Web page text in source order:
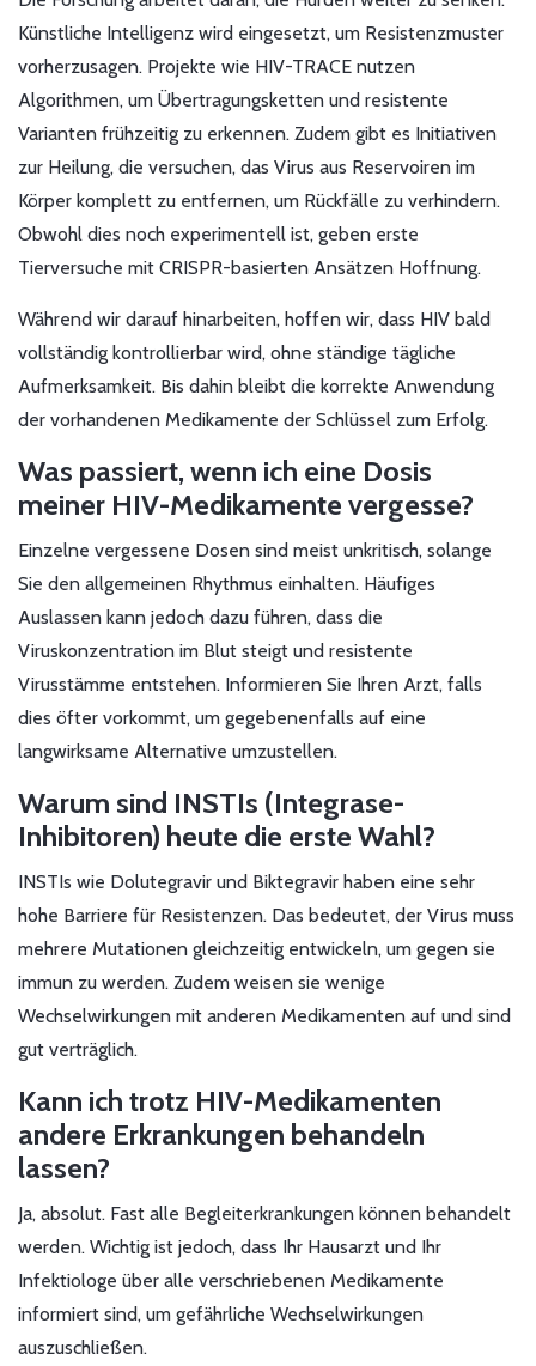
Künstliche Intelligenz wird eingesetzt, um Resistenzmuster
vorherzusagen. Projekte wie HIV-TRACE nutzen
Algorithmen, um Übertragungsketten und resistente
Varianten frühzeitig zu erkennen. Zudem gibt es Initiativen
zur Heilung, die versuchen, das Virus aus Reservoiren im
Körper komplett zu entfernen, um Rückfälle zu verhindern.
Obwohl dies noch experimentell ist, geben erste
Tierversuche mit CRISPR-basierten Ansätzen Hoffnung.
Während wir darauf hinarbeiten, hoffen wir, dass HIV bald
vollständig kontrollierbar wird, ohne ständige tägliche
Aufmerksamkeit. Bis dahin bleibt die korrekte Anwendung
der vorhandenen Medikamente der Schlüssel zum Erfolg.
Was passiert, wenn ich eine Dosis
meiner HIV-Medikamente vergesse?
Einzelne vergessene Dosen sind meist unkritisch, solange
Sie den allgemeinen Rhythmus einhalten. Häufiges
Auslassen kann jedoch dazu führen, dass die
Viruskonzentration im Blut steigt und resistente
Virusstämme entstehen. Informieren Sie Ihren Arzt, falls
dies öfter vorkommt, um gegebenenfalls auf eine
langwirksame Alternative umzustellen.
Warum sind INSTIs (Integrase-
Inhibitoren) heute die erste Wahl?
INSTIs wie Dolutegravir und Biktegravir haben eine sehr
hohe Barriere für Resistenzen. Das bedeutet, der Virus muss
mehrere Mutationen gleichzeitig entwickeln, um gegen sie
immun zu werden. Zudem weisen sie wenige
Wechselwirkungen mit anderen Medikamenten auf und sind
gut verträglich.
Kann ich trotz HIV-Medikamenten
andere Erkrankungen behandeln
lassen?
Ja, absolut. Fast alle Begleiterkrankungen können behandelt
werden. Wichtig ist jedoch, dass Ihr Hausarzt und Ihr
Infektiologe über alle verschriebenen Medikamente
informiert sind, um gefährliche Wechselwirkungen
auszuschließen.